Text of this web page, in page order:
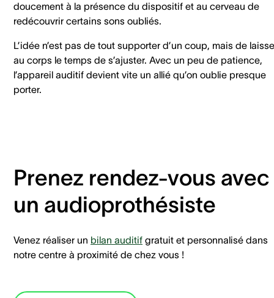
doucement à la présence du dispositif et au cerveau de
redécouvrir certains sons oubliés.
L’idée n’est pas de tout supporter d’un coup, mais de
au corps le temps de s’ajuster. Avec un peu de patience,
l’appareil auditif devient vite un allié qu’on oublie presque
porter.
Prenez rendez-vous avec
un audioprothésiste
Venez réaliser un bilan auditif gratuit et personnalisé dans
notre centre à proximité de chez vous !